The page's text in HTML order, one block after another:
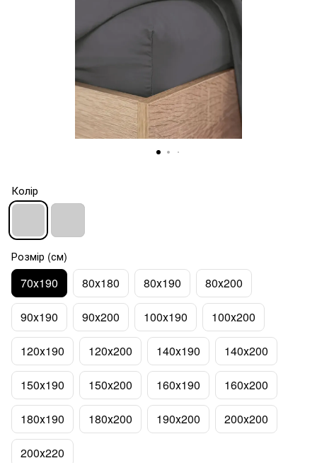
Колір
Розмір (см)
70х190 80х180 80х190 80х200
90х190 90х200 100х190 100х200
120х190 120х200 140х190 140х200
150х190 150х200 160х190 160х200
180х190 180х200 190х200 200х200
200х220